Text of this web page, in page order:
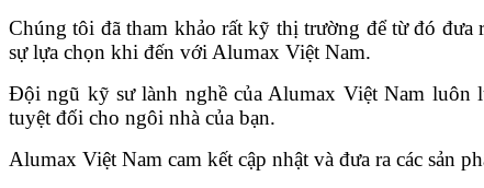
Chúng tôi đã tham khảo rất kỹ thị trường để từ đó đưa
sự lựa chọn khi đến với Alumax Việt Nam.
Đội ngũ kỹ sư lành nghề của Alumax Việt Nam luôn
tuyệt đối cho ngôi nhà của bạn.
Alumax Việt Nam cam kết cập nhật và đưa ra các sản